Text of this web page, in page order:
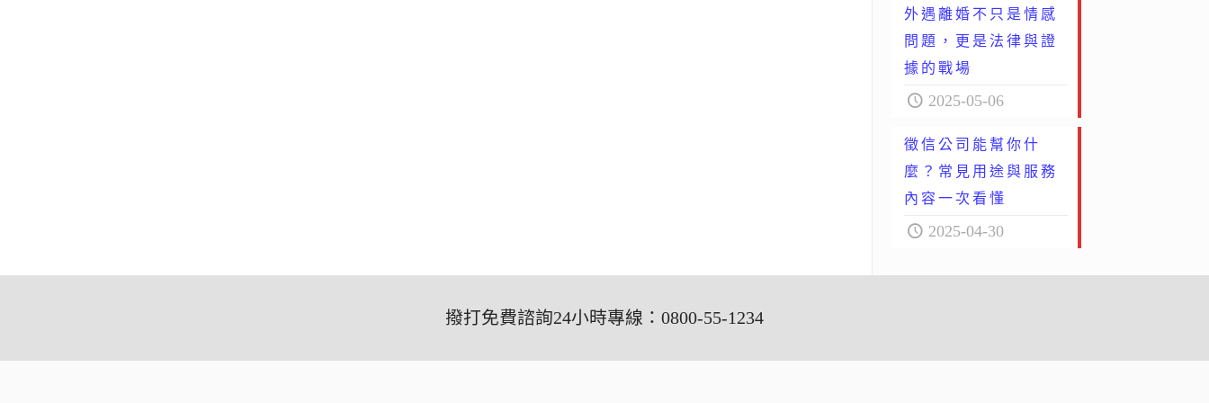
外遇離婚不只是情感
問題，更是法律與證
據的戰場
2025-05-06
徵信公司能幫你什
麼？常見用途與服務
內容一次看懂
2025-04-30
撥打免費諮詢24小時專線：0800-55-1234